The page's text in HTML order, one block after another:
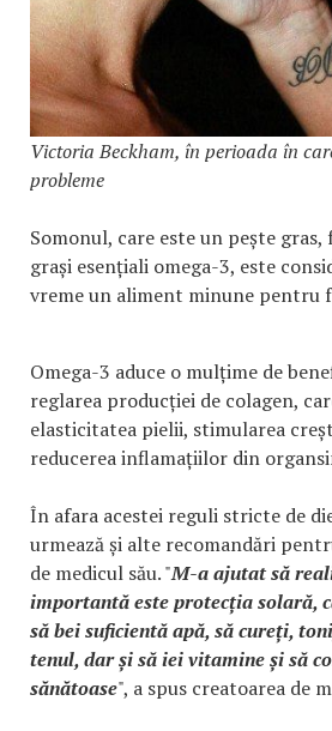
Victoria Beckham, în perioada în
probleme
Somonul, care este un pește
grași esențiali omega-3, este
vreme un aliment minune pentru
Omega-3 aduce o mulțime de
reglarea producției de colagen,
elasticitatea pielii, stimularea
reducerea inflamațiilor din
În afara acestei reguli stricte de
urmează și alte recomandări
de medicul său. "M-a ajutat să
importantă este protecția solară,
să bei suficientă apă, să cureți,
tenul, dar și să iei vitamine și să
sănătoase", a spus creatoarea de